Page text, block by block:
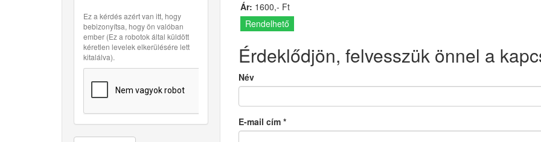
Ez a kérdés azért van itt, hogy
bebizonyítsa, hogy ön valóban
ember (Ez a robotok által küldött
kéretlen levelek elkerülésére lett
kitalálva).
Ár: 1600,- Ft
Rendelhető
Érdeklődjön, felvesszük önnel a
Név
E-mail cím *